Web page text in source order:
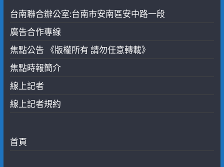
台南聯合辦公室:台南市安南區安中路一段
廣告合作專線
焦點公告 《版權所有 請勿任意轉載》
焦點時報簡介
線上記者
線上記者規約
首頁